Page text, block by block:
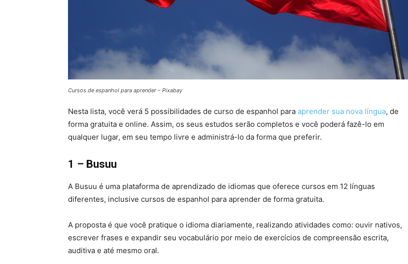
Cursos de espanhol para aprender – Pixabay
Nesta lista, você verá 5 possibilidades de curso de espanhol para aprender sua nova língua, de
forma gratuita e online. Assim, os seus estudos serão completos e você poderá fazê-lo em
qualquer lugar, em seu tempo livre e administrá-lo da forma que preferir.
1 – Busuu
A Busuu é uma plataforma de aprendizado de idiomas que oferece cursos em 12 línguas
diferentes, inclusive cursos de espanhol para aprender de forma gratuita.
A proposta é que você pratique o idioma diariamente, realizando atividades como: ouvir nativos,
escrever frases e expandir seu vocabulário por meio de exercícios de compreensão escrita,
auditiva e até mesmo oral.